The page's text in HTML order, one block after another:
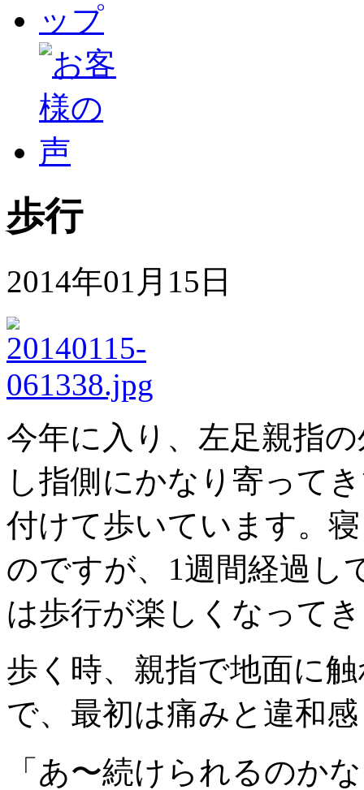
歩行
2014年01月15日
今年に入り、左足親指
し指側にかなり寄って
付けて歩いています。
のですが、1週間経過し
は歩行が楽しくなって
歩く時、親指で地面に
で、最初は痛みと違和
「あ〜続けられるのか